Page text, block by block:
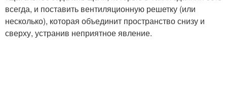
всегда, и поставить вентиляционную решетку (или
несколько), которая объединит пространство снизу и
сверху, устранив неприятное явление.